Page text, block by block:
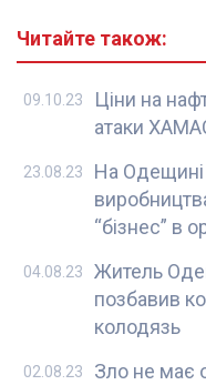
Читайте також:
Ціни на
атаки
09.10.23
На Одещині
“бізнес” в
23.08.23
Житель
позбавив
колодязь
04.08.23
Зло не має
02.08.23